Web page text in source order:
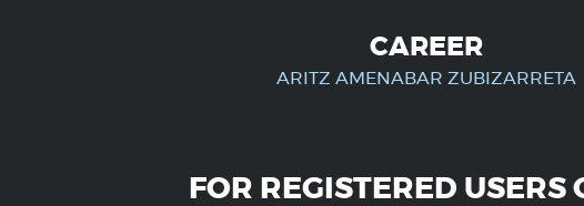
CAREER
ARITZ AMENABAR ZUBIZARRETA
FOR REGISTERED USERS